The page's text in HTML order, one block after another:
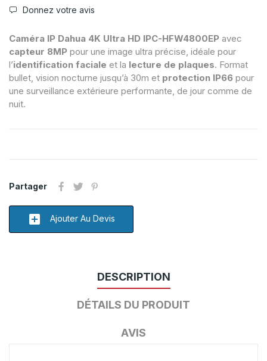
Donnez votre avis
Caméra IP Dahua 4K Ultra HD IPC-HFW4800EP avec
capteur 8MP pour une image ultra précise, idéale pour
l’identification faciale et la lecture de plaques. Format
bullet, vision nocturne jusqu’à 30m et protection IP66 pour
une surveillance extérieure performante, de jour comme de
nuit.
Partager
add_box Ajouter Au Devis
DESCRIPTION
DÉTAILS DU PRODUIT
AVIS